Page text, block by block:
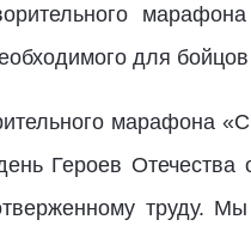
для
марафона
Героев Отечества
труду.